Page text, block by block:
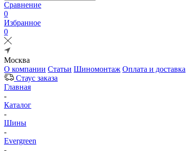
Сравнение
0
Избранное
0
Москва
О компании Статьи Шиномонтаж Оплата и доставка
Стаус заказа
Главная
-
Каталог
-
Шины
-
Evergreen